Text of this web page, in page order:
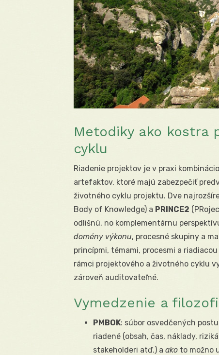
Metodiky ako kostra
cyklu
Riadenie projektov je v praxi
artefaktov, ktoré majú zabezpečiť
životného cyklu projektu. Dve
Body of Knowledge) a PRINCE2
odlišnú, no komplementárnu
domény výkonu, procesné skupiny a
princípmi, témami, procesmi a
rámci projektového a životného cyklu
zároveň auditovateľné.
Vymedzenie a
PMBOK: súbor osvedčených
riadené (obsah, čas, náklady,
stakeholderi atď.) a ako to možno